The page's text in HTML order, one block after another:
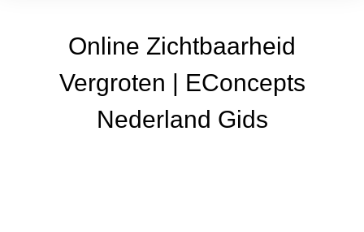
Online Zichtbaarheid
Vergroten | EConcepts
Nederland Gids